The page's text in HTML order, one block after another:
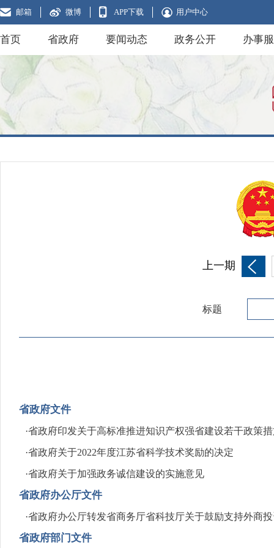
邮箱 微博 APP下载 用户中心
首页 省政府 要闻动态 政务公开 办事
上一期
标题
省政府文件
·省政府印发关于高标准推进知识产权强省建设若干政策
·省政府关于2022年度江苏省科学技术奖励的决定
·省政府关于加强政务诚信建设的实施意见
省政府办公厅文件
·省政府办公厅转发省商务厅省科技厅关于鼓励支持外商
省政府部门文件